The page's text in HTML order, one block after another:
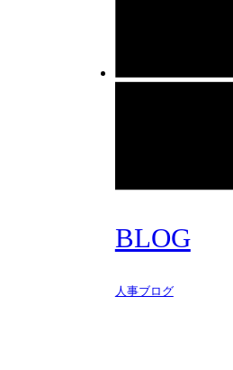
BLOG
人事ブログ